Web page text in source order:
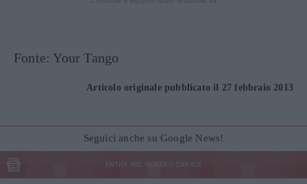
Fonte: Your Tango
Articolo originale pubblicato il 27 febbraio 2013
Seguici anche su Google News!
ENTRA NEL NOSTRO CANALE